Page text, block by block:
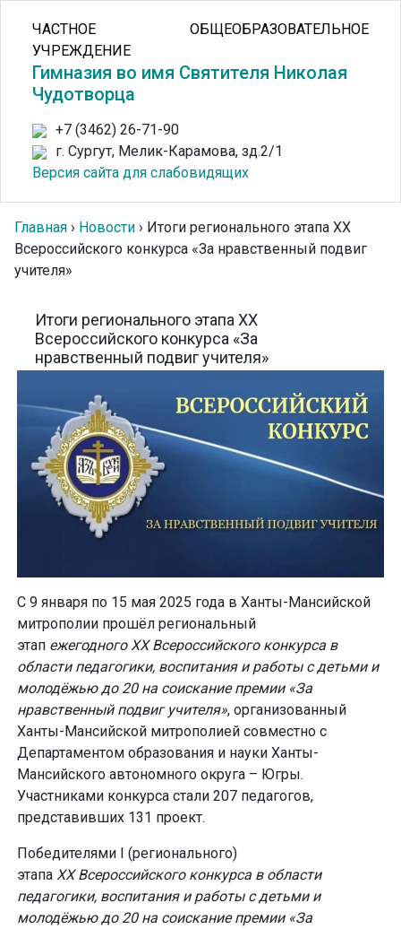
ЧАСТНОЕ ОБЩЕОБРАЗОВАТЕЛЬНОЕ
УЧРЕЖДЕНИЕ
Гимназия во имя Святителя Николая
Чудотворца
+7 (3462) 26-71-90
г. Сургут, Мелик-Карамова, зд.2/1
Версия сайта для слабовидящих
Главная › Новости › Итоги регионального этапа XX
Всероссийского конкурса «За нравственный подвиг
учителя»
Итоги регионального этапа XX
Всероссийского конкурса «За
нравственный подвиг учителя»
С 9 января по 15 мая 2025 года в Ханты-Мансийской
митрополии прошёл региональный
этап ежегодного XXВсероссийского конкурса в
области педагогики, воспитания и работы с детьми и
молодёжью до 20 на соискание премии «За
нравственный подвиг учителя», организованный
Ханты-Мансийской митрополией совместно с
Департаментом образования и науки Ханты-
Мансийского автономного округа – Югры.
Участниками конкурса стали 207 педагогов,
представивших 131 проект.
Победителями I (регионального)
этапа XXВсероссийского конкурса в области
педагогики, воспитания и работы с детьми и
молодёжью до 20 на соискание премии «За